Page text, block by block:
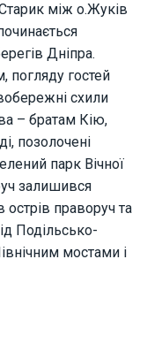
між о.Жуків
Дніпра.
гостей
схили
– братам Кію,
позолочені
парк Вічної
залишився
праворуч та
Подільсько-
мостами і